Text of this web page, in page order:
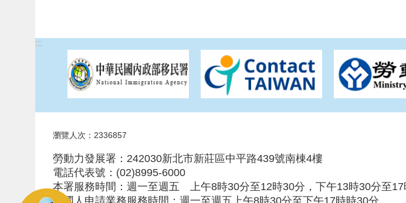
:::
瀏覽人次：2336857
勞動力發展署：242030新北市新莊區中平路439號南棟4樓
電話代表號：(02)8995-6000
本署服務時間：週一至週五 上午8時30分至12時30分，下午13時30分至17
外國人申請業務服務時間：週一至週五上午8時30分至下午17時時30分